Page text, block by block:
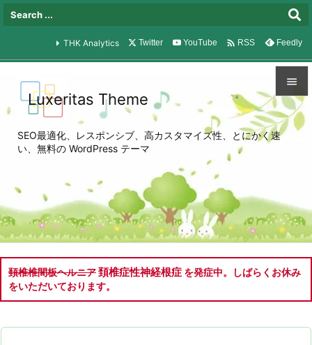


メニュ

次へ

検索
THK Analytics Twitter YouTube  RSS Feedly
Luxeritas Theme
SEO最適化、レスポンシブ、高カスタマイズ性、とにかく速
い、無料の WordPress テーマ
頚椎椎間板ヘルニア頚椎症性神経根症 を発症中。しばらくお休み
をいただいております。